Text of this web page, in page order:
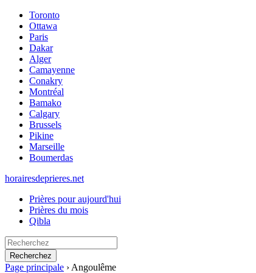
Toronto
Ottawa
Paris
Dakar
Alger
Camayenne
Conakry
Montréal
Bamako
Calgary
Brussels
Pikine
Marseille
Boumerdas
horairesdeprieres.net
Prières pour aujourd'hui
Prières du mois
Qibla
Recherchez
Page principale › Angoulême